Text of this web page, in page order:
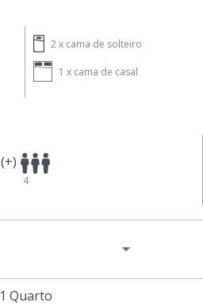
2 x cama de solteiro
1 x cama de casal
(+)
4
1 Quarto